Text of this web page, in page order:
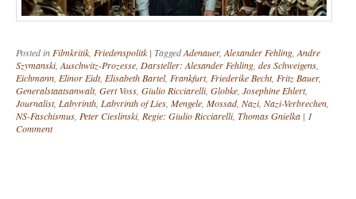
Posted in Filmkritik Friedenspolitk | TaggedAdenauer, Alexander Fehling Andre
Szymanski, Auschwitz-Prozesse Darsteller: Alexander Fehling des Schweigens
Eichmann Elinor Eidt, Elisabeth Bartel, Frankfurt, Friederike Becht, Fritz Bauer,
Generalstaatsanwalt, Gert Voss Giulio Ricciarelli, Globke Josephine Ehlert,
Journalist, Labyrinth Labyrinth of Lies Mengele Mossad, Nazi, Nazi-Verbrechen
NS-Faschismus Peter Cieslinski, Regie: Giulio Ricciarelli, Thomas Gnielka | 1
Comment